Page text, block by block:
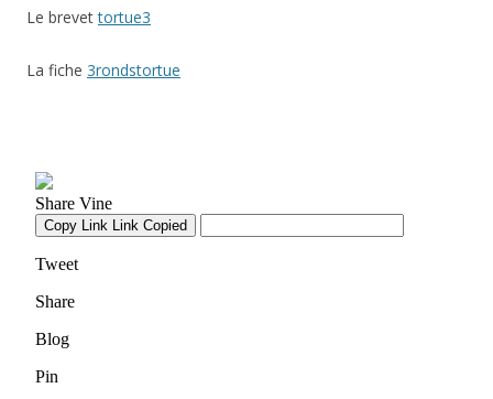
Le brevettortue3
La fiche 3rondstortue